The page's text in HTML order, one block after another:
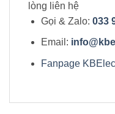
lòng liên hệ
Gọi & Zalo: 033
Email:
Fanpage